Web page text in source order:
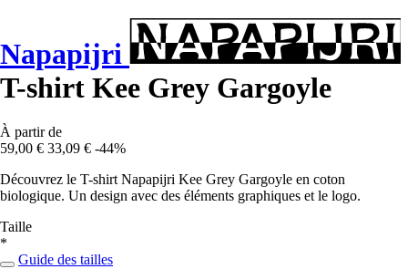
Napapijri
T-shirt Kee Grey Gargoyle
À partir de
59,00 € 33,09 € -44%
Découvrez le T-shirt Napapijri Kee Grey Gargoyle en coton
biologique. Un design avec des éléments graphiques et le logo.
Taille
*
Guide des tailles